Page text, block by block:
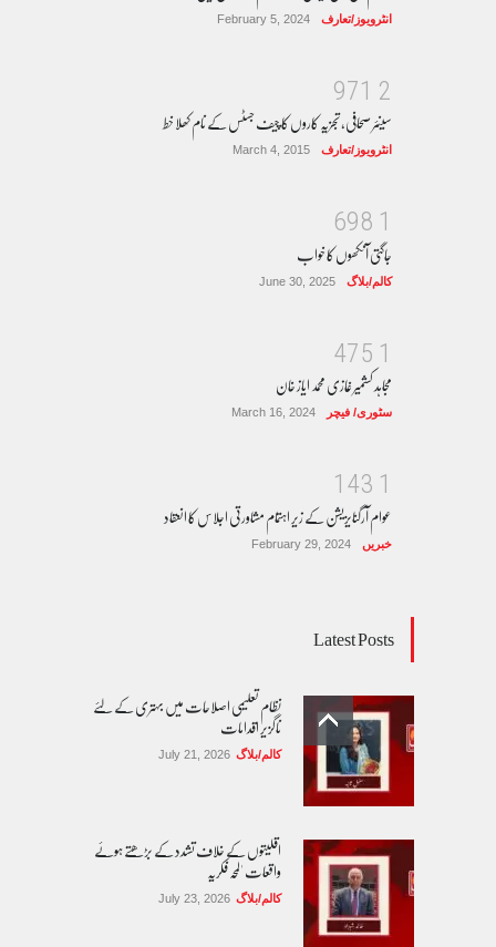
انٹرویوز/تعارف February 5, 2024
2
1
7
9
سینئر صحافی، تجزیہ کاروں کا چیف جسٹس کے نام کھلا خط
انٹرویوز/تعارف March 4, 2015
1
8
9
6
جاگتی آنکھوں کا خواب
کالم/بلاگ June 30, 2025
1
5
7
4
مجاہد کشمیر غازی محمد ایاز خان
سٹوری/ فیچر March 16, 2024
1
3
4
1
عوام آرگنایزیشن کے زیر اہتمام مشاورتی اجلاس کا انعقاد
خبریں February 29, 2024
Latest Posts
نظام تعلیمی اصلاحات میں بہتری کے لئے
ناگزیر اقدامات
کالم/بلاگ July 21, 2026
اقلیتوں کے خلاف تشدد کے بڑھتے ہوئے
واقعات 'لمحہ فکریہ
کالم/بلاگ July 23, 2026